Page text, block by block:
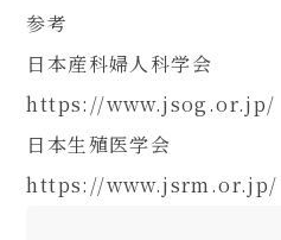
参考
日本産科婦人科学会
https://www.jsog.or.jp/
日本生殖医学会
https://www.jsrm.or.jp/